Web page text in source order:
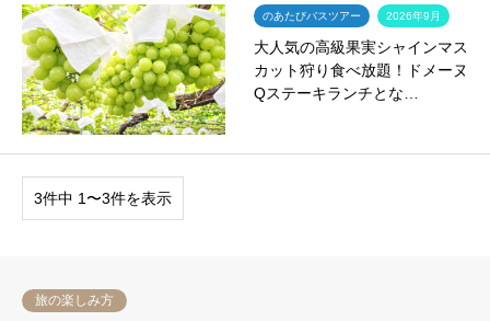
のあたびバスツアー 2026年9月
大人気の高級果実シャインマス
カット狩り食べ放題！ドメーヌ
Qステーキランチとな…
3件中 1〜3件を表示
旅の楽しみ方